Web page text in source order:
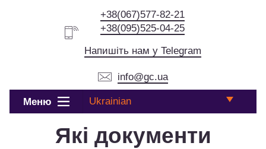
+38(067)577-82-21
+38(095)525-04-25
Напишіть нам у Telegram
info@gc.ua
Меню Ukrainian
Які документи